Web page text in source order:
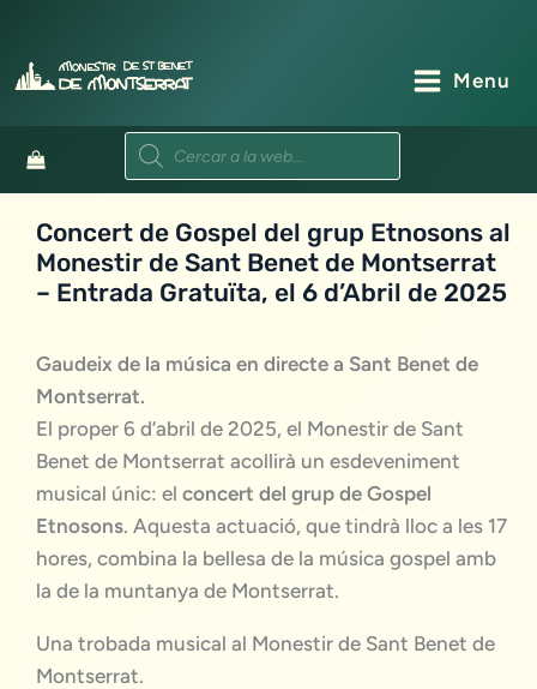
contingut
Menu
Products
search
Concert de Gospel del grup Etnosons al
Monestir de Sant Benet de Montserrat
– Entrada Gratuïta, el 6 d’Abril de 2025
Gaudeix de la música en directe a Sant Benet de
Montserrat.
El proper 6 d’abril de 2025, el Monestir de Sant
Benet de Montserrat acollirà un esdeveniment
musical únic: el concert del grup de Gospel
Etnosons. Aquesta actuació, que tindrà lloc a les 17
hores, combina la bellesa de la música gospel amb
la de la muntanya de Montserrat.
Una trobada musical al Monestir de Sant Benet de
Montserrat.